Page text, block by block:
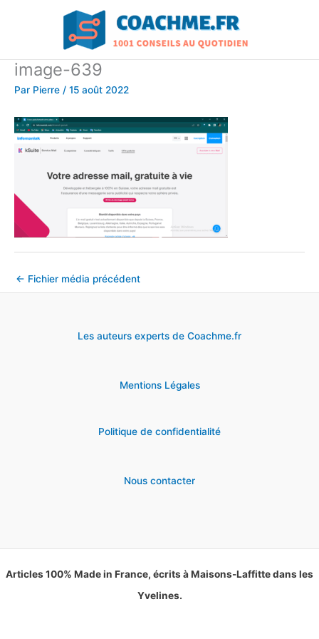
image-639
Par Pierre / 15 août 2022
← Fichier média précédent
Les auteurs experts de Coachme.fr
Mentions Légales
Politique de confidentialité
Nous contacter
Articles 100% Made in France, écrits à Maisons-Laffitte dans les
Yvelines.